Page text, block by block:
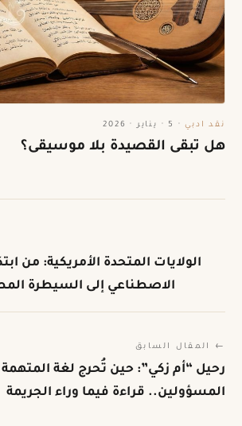
نقد ادبي· 5 · يناير · 2026
هل تبقى القصيدة بلا موسيقى؟
الولايات المتحدة الأمريكية: من
الاصطناعي إلى السيطرة
← المقال السابق
رحيل “أم زكي”: حين تُحرج لغة
المسؤولين.. قراءة فيما وراء الجريمة